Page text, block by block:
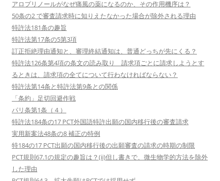
アロプリノールがなぜ痛風の薬になるのか、その作用機序は？
50条の2 で審査請求時に知りえたなかった場合が除外される理由
特許法181条の趣旨
特許法第17条の5第3項
訂正拒絶理由通知と、審理終結通知は、普通どっちが先にくる？
特許法126条第4項の条文の読み取り 請求項ごとに請求しようとす
るときは、請求項の全てについて行わなければならない？
特許法第14条と特許法第9条との関係
「条約」足切回避作戦
パリ条第1条（４）
特許法184条の17 PCT外国語特許出願の国内移行後の審査請求
実用新案法48条の8 補正の特例
特184の17 PCT出願の国内移行後の出願審査の請求の時期の制限
PCT規則67.1の規定の趣旨は？(ii)但し書きで、微生物学的方法を除外
した理由